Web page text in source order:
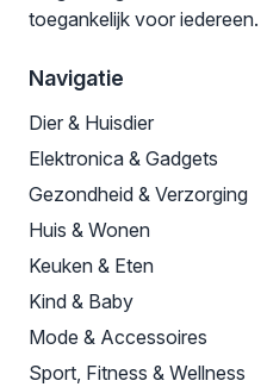
toegankelijk voor iedereen.
Navigatie
Dier & Huisdier
Elektronica & Gadgets
Gezondheid & Verzorging
Huis & Wonen
Keuken & Eten
Kind & Baby
Mode & Accessoires
Sport, Fitness & Wellness